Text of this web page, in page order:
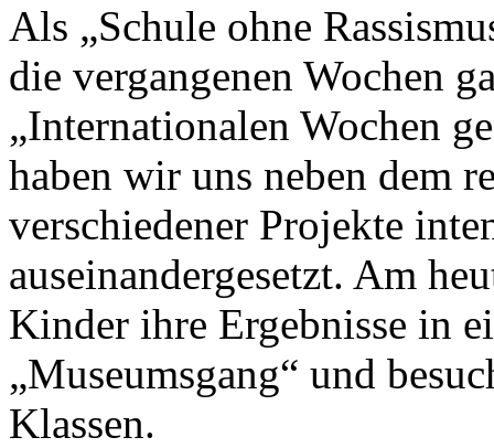
Als „Schule ohne
die vergangenen Wochen
„Internationalen Wochen
haben wir uns neben dem
verschiedener Projekte
auseinandergesetzt. Am
Kinder ihre Ergebnisse in
„Museumsgang“ und
Klassen.